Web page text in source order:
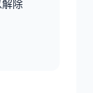
除